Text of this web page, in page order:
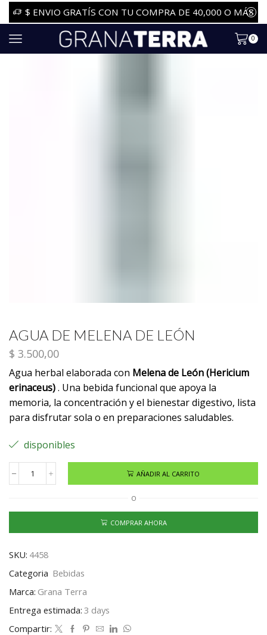
$ ENVIO GRATÍS CON TU COMPRA DE 40,000 O MÁS
0
AGUA DE MELENA DE LEÓN
$ 3.500,00
Agua herbal elaborada con Melena de León (Hericium
erinaceus). Una bebida funcional que apoya la
memoria, la concentración y el bienestar digestivo, lista
para disfrutar sola o en preparaciones saludables.
disponibles
AÑADIR AL CARRITO
O
COMPRAR AHORA
SKU: 4458
Categoria Bebidas
Marca: Grana Terra
Entrega estimada: 3 days
Compartir: